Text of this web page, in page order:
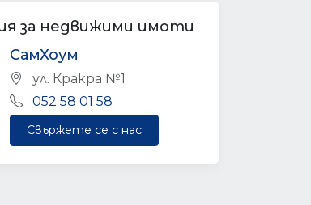
за недвижими имоти
СамХоум
ул. Кракра №1
052 58 01 58
Свържете се с нас